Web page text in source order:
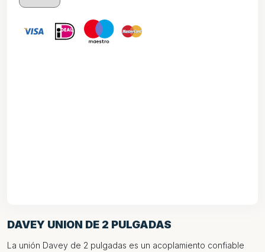
DAVEY UNION DE 2 PULGADAS
La unión Davey de 2 pulgadas es un acoplamiento confiable